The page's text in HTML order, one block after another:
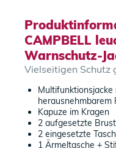
CAMPBELL
Warnschutz-
Vielseitigen Schutz
herausnehmbarem
Kapuze im Kragen
2 aufgesetzte
2 eingesetzte
1 Ärmeltasche +